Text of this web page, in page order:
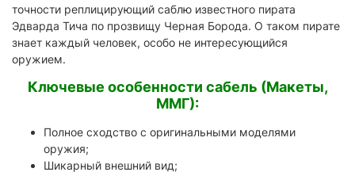
точности реплицирующий саблю известного пирата
Эдварда Тича по прозвищу Черная Борода. О таком пирате
знает каждый человек, особо не интересующийся
оружием.
Ключевые особенности сабель (Макеты,
ММГ):
Полное сходство с оригинальными моделями
оружия;
Шикарный внешний вид;